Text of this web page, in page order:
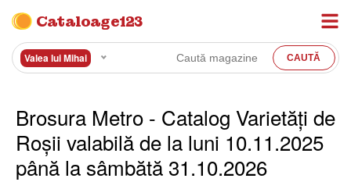
Cataloage123
Valea lui Mihai
Brosura Metro - Catalog Varietăți de
Roșii valabilă de la luni 10.11.2025
până la sâmbătă 31.10.2026